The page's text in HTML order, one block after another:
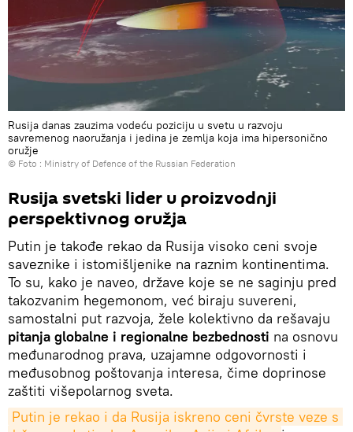
Rusija danas zauzima vodeću poziciju u svetu u razvoju
savremenog naoružanja i jedina je zemlja koja ima hipersonično
oružje
© Foto : Ministry of Defence of the Russian Federation
Rusija svetski lider u proizvodnji
perspektivnog oružja
Putin je takođe rekao da Rusija visoko ceni svoje
saveznike i istomišljenike na raznim kontinentima.
To su, kako je naveo, države koje se ne saginju pred
takozvanim hegemonom, već biraju suvereni,
samostalni put razvoja, žele kolektivno da rešavaju
pitanja globalne i regionalne bezbednosti na osnovu
međunarodnog prava, uzajamne odgovornosti i
međusobnog poštovanja interesa, čime doprinose
zaštiti višepolarnog sveta.
Putin je rekao i da Rusija iskreno ceni čvrste veze s